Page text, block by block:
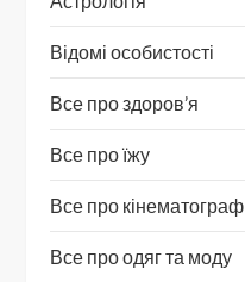
Відомі особистості
Все про здоров’я
Все про їжу
Все про кінематограф
Все про одяг та моду